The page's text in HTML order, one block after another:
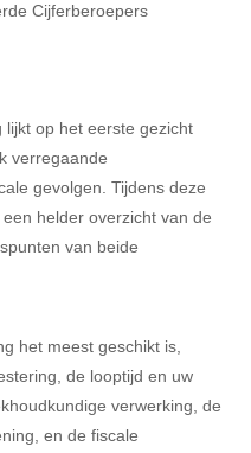
Cijferberoepers
lijkt op het eerste gezicht
verregaande
gevolgen. Tijdens deze
helder overzicht van de
van beide
het meest geschikt is,
de looptijd en uw
verwerking, de
en de fiscale